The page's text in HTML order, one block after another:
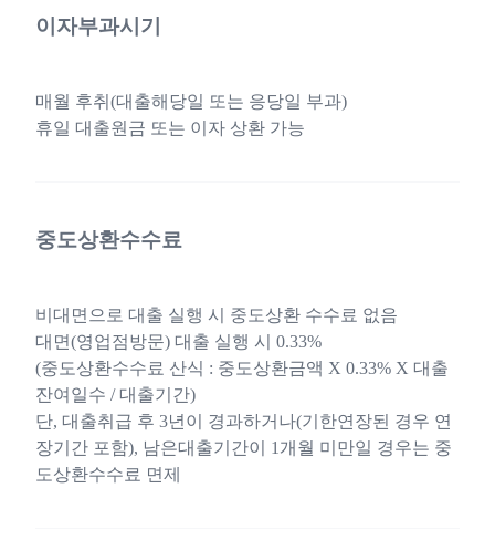
이자부과시기
매월 후취(대출해당일 또는 응당일 부과)
휴일 대출원금 또는 이자 상환 가능
중도상환수수료
비대면으로 대출 실행 시 중도상환 수수료 없음
대면(영업점방문) 대출 실행 시 0.33%
(중도상환수수료 산식 : 중도상환금액 X 0.33% X 대출
잔여일수 / 대출기간)
단, 대출취급 후 3년이 경과하거나(기한연장된 경우 연
장기간 포함), 남은대출기간이 1개월 미만일 경우는 중
도상환수수료 면제